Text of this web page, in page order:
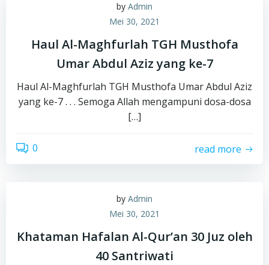
by Admin
Mei 30, 2021
Haul Al-Maghfurlah TGH Musthofa
Umar Abdul Aziz yang ke-7
Haul Al-Maghfurlah TGH Musthofa Umar Abdul Aziz
yang ke-7 . . . Semoga Allah mengampuni dosa-dosa
[…]
0 read more
by Admin
Mei 30, 2021
Khataman Hafalan Al-Qur’an 30 Juz oleh
40 Santriwati